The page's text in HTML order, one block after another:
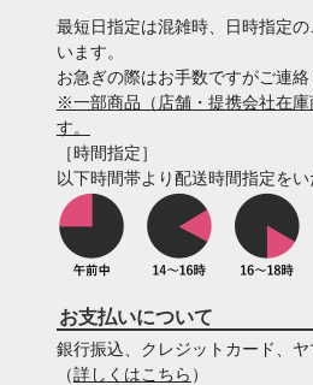
最短日指定は混雑時、日時指定
います。
お急ぎの際はお手数ですがご連絡
※一部商品（店舗・提携会社在
す。
［時間指定］
以下時間帯より配送時間指定をい
お支払いについて
銀行振込、クレジットカード、
（詳しくはこちら ）